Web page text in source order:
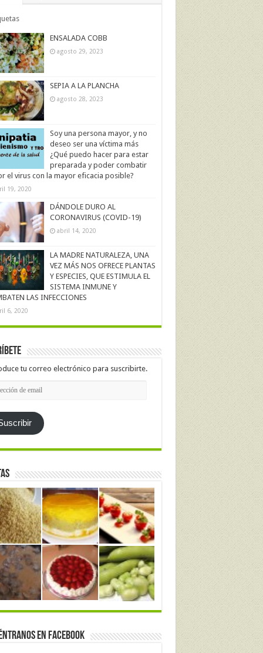
ENSALADA COBB
agosto 29, 2023
SEPIA A LA PLANCHA
agosto 28, 2023
Soy una persona mayor, y no
deseo ser una víctima más
¿Qué puedo hacer para estar
preparada y poder combatir
el virus con la mayor eficacia posible?
19, 2020
DÁNDOLE DURO AL
CORONAVIRUS (COVID-19)
abril 14, 2020
LA MADRE NATURALEZA, UNA
VEZ MÁS NOS OFRECE PLANTAS
Y ESPECIES, QUE ESTIMULA EL
SISTEMA INMUNE Y
LAS INFECCIONES
6, 2020
tu correo electrónico para suscribirte.
en Facebook